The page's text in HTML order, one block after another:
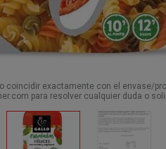
coincidir exactamente con el envase/
para resolver cualquier duda o